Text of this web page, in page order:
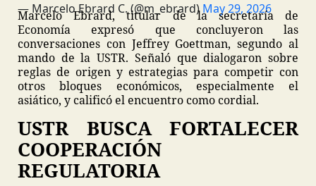
— Marcelo Ebrard C. (@m_ebrard)May 29, 2026
Marcelo Ebrard, titular de la secretaría de
Economía expresó que concluyeron las
conversaciones con Jeffrey Goettman, segundo al
mando de la USTR. Señaló que dialogaron sobre
reglas de origen y estrategias para competir con
otros bloques económicos, especialmente el
asiático, y calificó el encuentro como cordial.
USTR BUSCA FORTALECER
COOPERACIÓN
REGULATORIA